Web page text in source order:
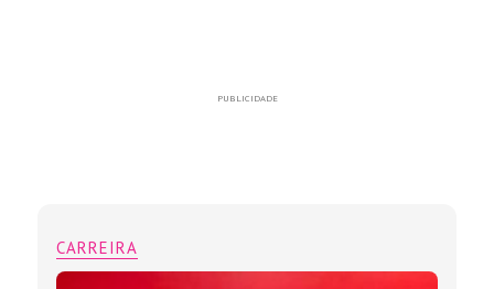
PUBLICIDADE
CARREIRA